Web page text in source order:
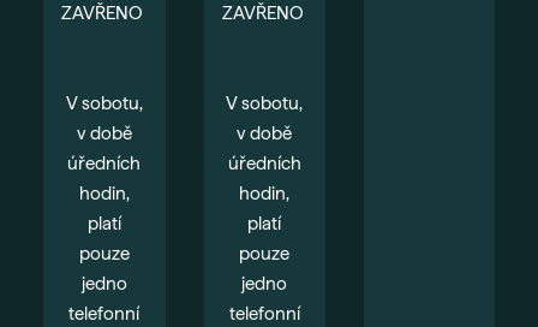
ZAVŘENO
V sobotu,
v době
úředních
hodin,
platí
pouze
jedno
telefonní
ZAVŘENO
V sobotu,
v době
úředních
hodin,
platí
pouze
jedno
telefonní